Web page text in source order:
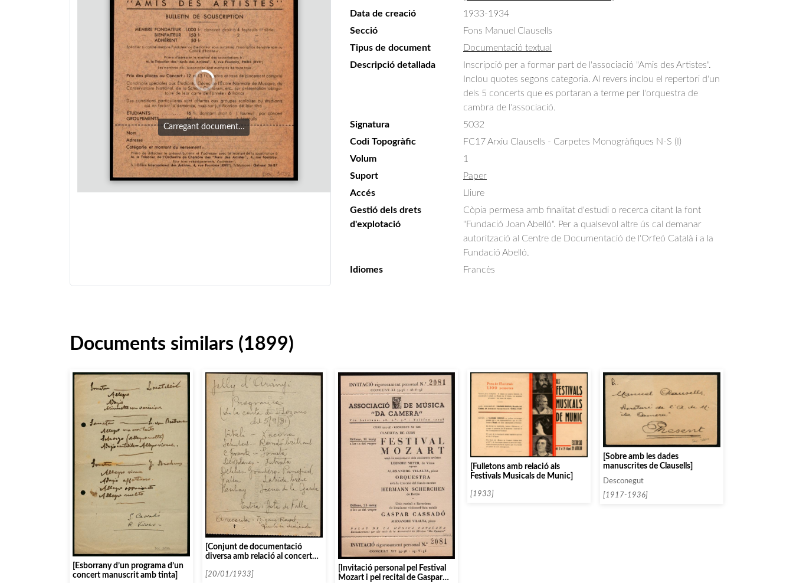
Carregant document…
Data de creació
1933-1934
Secció
Fons Manuel Clausells
Tipus de document
Documentació textual
Descripció detallada
Inscripció per a formar part de l'associació "Amis des Artistes".
Inclou quotes segons categoria. Al revers inclou el repertori d'un
dels 5 concerts que es portaran a terme per l'orquestra de
cambra de l'associació.
Signatura
5032
Codi Topogràfic
FC17 Arxiu Clausells - Carpetes Monogràfiques N-S (I)
Volum
1
Suport
Paper
Accés
Lliure
Gestió dels drets
d'explotació
Còpia permesa amb finalitat d'estudi o recerca citant la font
"Fundació Joan Abelló". Per a qualsevol altre ús cal demanar
autorització al Centre de Documentació de l'Orfeó Català i a la
Fundació Abelló.
Idiomes
Francès
Documents similars (1899)
[Esborrany d’un programa d’un
concert manuscrit amb tinta]
[Conjunt de documentació
diversa amb relació al concert
[20/01/1933]
[Invitació personal pel Festival
Mozart i pel recital de Gaspar
[Fulletons amb relació als
Festivals Musicals de Munic]
[1933]
[Sobre amb les dades
manuscrites de Clausells]
Desconegut
[1917-1936]